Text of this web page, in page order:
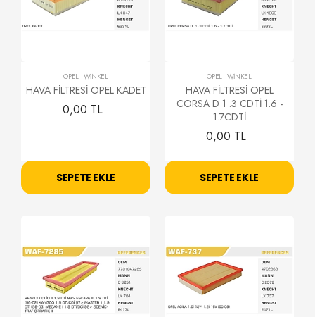
OPEL-WİNKEL
HAVA FİLTRESİ OPEL KADET
0,00 TL
SEPETE EKLE
OPEL-WİNKEL
HAVA FİLTRESİ OPEL
CORSA D 1 .3 CDTİ 1.6 -
1.7CDTİ
0,00 TL
SEPETE EKLE